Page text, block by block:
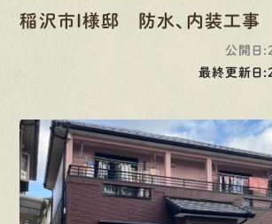
稲沢市I様邸 防水、内装工事
公開日
最終更新日